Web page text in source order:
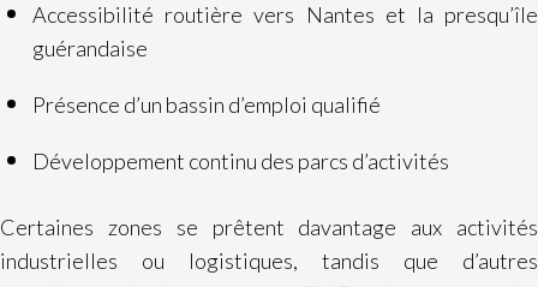
Accessibilité routière vers Nantes et la presqu’île
guérandaise
Présence d’un bassin d’emploi qualifié
Développement continu des parcs d’activités
Certaines zones se prêtent davantage aux activités
industrielles ou logistiques, tandis que d’autres